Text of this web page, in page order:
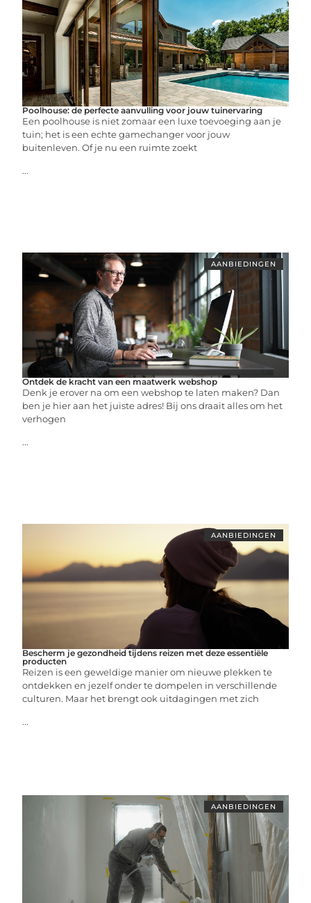
Poolhouse: de perfecte aanvulling voor jouw tuinervaring
Een poolhouse is niet zomaar een luxe toevoeging aan je
tuin; het is een echte gamechanger voor jouw
buitenleven. Of je nu een ruimte zoekt
...
AANBIEDINGEN
Ontdek de kracht van een maatwerk webshop
Denk je erover na om een webshop te laten maken? Dan
ben je hier aan het juiste adres! Bij ons draait alles om het
verhogen
...
AANBIEDINGEN
Bescherm je gezondheid tijdens reizen met deze essentiële
producten
Reizen is een geweldige manier om nieuwe plekken te
ontdekken en jezelf onder te dompelen in verschillende
culturen. Maar het brengt ook uitdagingen met zich
...
AANBIEDINGEN